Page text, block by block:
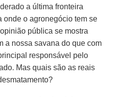
a última fronteira
onde o agronegócio tem se
pública se mostra
a nossa savana do que com
responsável pelo
Mas quais são as reais